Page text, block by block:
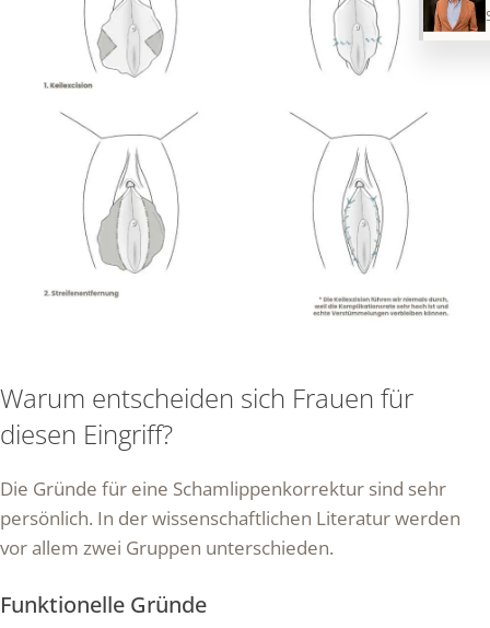
Warum entscheiden sich Frauen für
diesen Eingriff?
Die Gründe für eine Schamlippenkorrektur sind sehr
persönlich. In der wissenschaftlichen Literatur werden
vor allem zwei Gruppen unterschieden.
Funktionelle Gründe